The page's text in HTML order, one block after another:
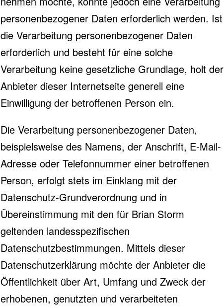
personenbezogener Daten erforderlich werden. Ist
die Verarbeitung personenbezogener Daten
erforderlich und besteht für eine solche
Verarbeitung keine gesetzliche Grundlage, holt der
Anbieter dieser Internetseite generell eine
Einwilligung der betroffenen Person ein.
Die Verarbeitung personenbezogener Daten,
beispielsweise des Namens, der Anschrift, E-Mail-
Adresse oder Telefonnummer einer betroffenen
Person, erfolgt stets im Einklang mit der
Datenschutz-Grundverordnung und in
Übereinstimmung mit den für Brian Storm
geltenden landesspezifischen
Datenschutzbestimmungen. Mittels dieser
Datenschutzerklärung möchte der Anbieter die
Öffentlichkeit über Art, Umfang und Zweck der
erhobenen, genutzten und verarbeiteten